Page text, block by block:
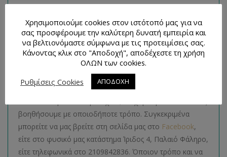
κατηγορίας στο ηλεκτρονικό μας κατάστημα
ακολουθώντας τον σύνδεσμο εδώ.
Τρόποι Επικοινωνίας και
Απορίες
βοηθήσουμε με οποιοδήποτε τρόπο. Συγκεκριμένα
μπορείτε να μας βρείτε στη σελίδα μας στο Facebook,
είτε στο φυσικό μας κατάστημα Ίριδος 4, Παλαιό Φάληρο,
είτε τηλεφωνικά στο 2109842836. Όποιον τρόπο και να
Χρησιμοποιούμε cookies στον ιστότοπό μας για να
σας προσφέρουμε την καλύτερη δυνατή εμπειρία και
να βελτιονόμαστε σύμφωνα με τις προτειμίσεις σας.
Κάνοντας κλικ στο "Αποδοχή", αποδέχεστε τη χρήση
ΟΛΩΝ των cookies.
Ρυθμίσεις Cookies
ΑΠΟΔΟΧΗ